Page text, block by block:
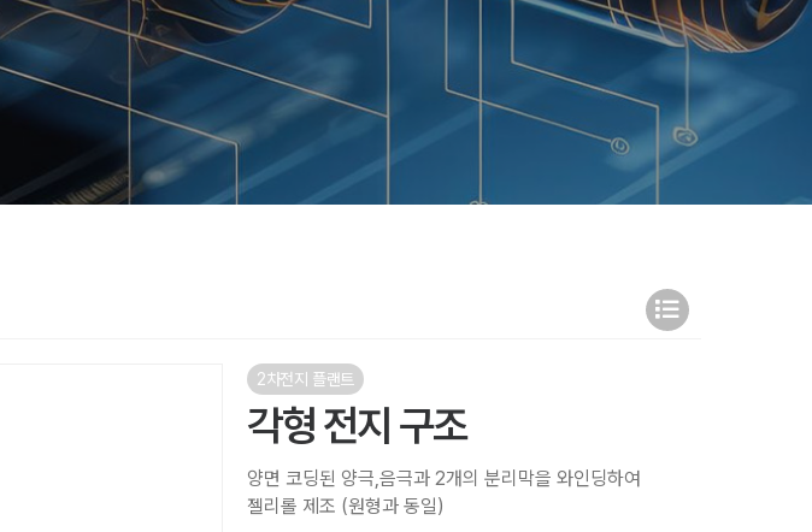
2차전지 플랜트
각형 전지 구조
양면 코딩된 양극,음극과 2개의 분리막을 와인딩하여
젤리롤 제조 (원형과 동일)